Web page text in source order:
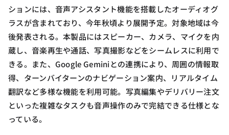
ションには、音声アシスタント機能を搭載したオーディオグ
ラスが含まれており、今年秋頃より展開予定。対象地域は今
後発表される。本製品にはスピーカー、カメラ、マイクを内
蔵し、音楽再生や通話、写真撮影などをシームレスに利用で
きる。また、Google Geminiとの連携により、周囲の情報取
得、ターンバイターンのナビゲーション案内、リアルタイム
翻訳など多様な機能を利用可能。写真編集やデリバリー注文
といった複雑なタスクも音声操作のみで完結できる仕様とな
っている。